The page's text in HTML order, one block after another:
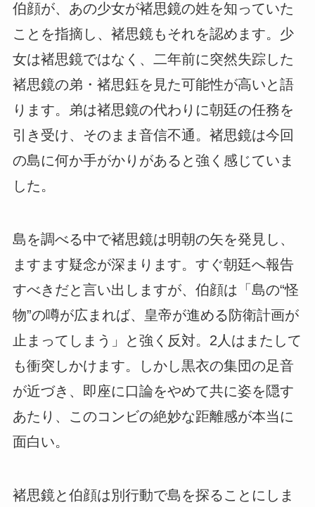
伯顔が、あの少女が褚思鏡の姓を知っていた
ことを指摘し、褚思鏡もそれを認めます。少
女は褚思鏡ではなく、二年前に突然失踪した
褚思鏡の弟・褚思鈺を見た可能性が高いと語
ります。弟は褚思鏡の代わりに朝廷の任務を
引き受け、そのまま音信不通。褚思鏡は今回
の島に何か手がかりがあると強く感じていま
した。
島を調べる中で褚思鏡は明朝の矢を発見し、
ますます疑念が深まります。すぐ朝廷へ報告
すべきだと言い出しますが、伯顔は「島の“怪
物”の噂が広まれば、皇帝が進める防衛計画が
止まってしまう」と強く反対。2人はまたして
も衝突しかけます。しかし黒衣の集団の足音
が近づき、即座に口論をやめて共に姿を隠す
あたり、このコンビの絶妙な距離感が本当に
面白い。
褚思鏡と伯顔は別行動で島を探ることにしま